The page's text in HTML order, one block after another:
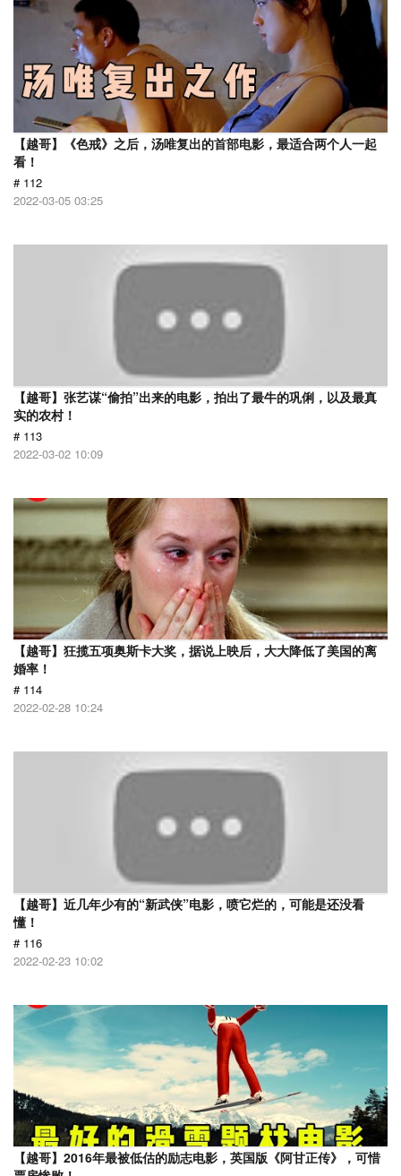
【越哥】《色戒》之后，汤唯复出的首部电影，最适合两个人一起
看！
# 112
2022-03-05 03:25
【越哥】张艺谋“偷拍”出来的电影，拍出了最牛的巩俐，以及最真
实的农村！
# 113
2022-03-02 10:09
【越哥】狂揽五项奥斯卡大奖，据说上映后，大大降低了美国的离
婚率！
# 114
2022-02-28 10:24
【越哥】近几年少有的“新武侠”电影，喷它烂的，可能是还没看
懂！
# 116
2022-02-23 10:02
【越哥】2016年最被低估的励志电影，英国版《阿甘正传》，可惜